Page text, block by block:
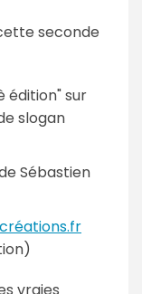
seconde
édition" sur
slogan
Sébastien